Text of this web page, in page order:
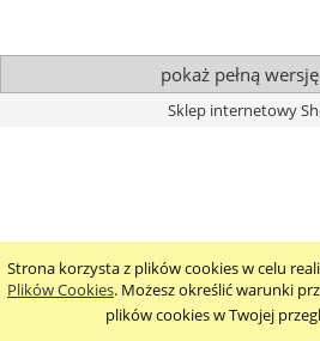
Strona korzysta z plików cookies w celu
Plików Cookies. Możesz określić warunki
plików cookies w Twojej
pokaż pełną
Sklep internetowy